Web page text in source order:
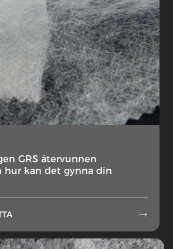
GRS återvunnen
hur kan det gynna din
